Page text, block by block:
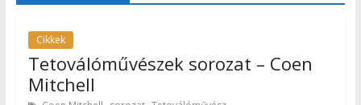
Cikkek
Tetoválóművészek sorozat – Coen
Mitchell